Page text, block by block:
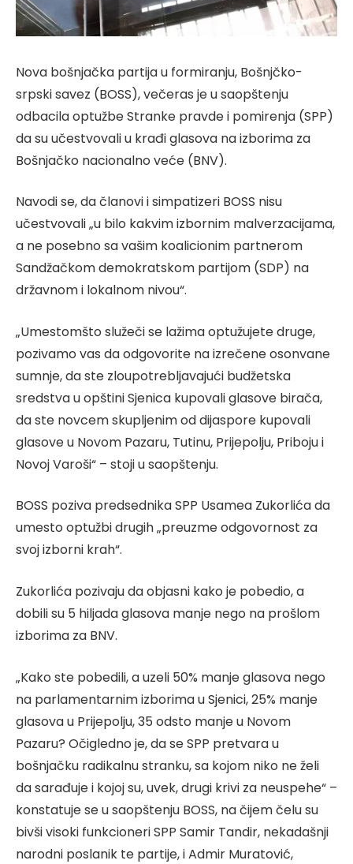
Nova bošnjačka partija u formiranju, Bošnjčko-
srpski savez (BOSS), večeras je u saopštenju
odbacila optužbe Stranke pravde i pomirenja (SPP)
da su učestvovali u krađi glasova na izborima za
Bošnjačko nacionalno veće (BNV).
Navodi se, da članovi i simpatizeri BOSS nisu
učestvovali „u bilo kakvim izbornim malverzacijama,
a ne posebno sa vašim koalicionim partnerom
Sandžačkom demokratskom partijom (SDP) na
državnom i lokalnom nivou“.
„Umestomšto služeči se lažima optužujete druge,
pozivamo vas da odgovorite na izrečene osonvane
sumnje, da ste zloupotrebljavajući budžetska
sredstva u opštini Sjenica kupovali glasove birača,
da ste novcem skupljenim od dijaspore kupovali
glasove u Novom Pazaru, Tutinu, Prijepolju, Priboju i
Novoj Varoši“ – stoji u saopštenju.
BOSS poziva predsednika SPP Usamea Zukorlića da
umesto optužbi drugih „preuzme odgovornost za
svoj izborni krah“.
Zukorlića pozivaju da objasni kako je pobedio, a
dobili su 5 hiljada glasova manje nego na prošlom
izborima za BNV.
„Kako ste pobedili, a uzeli 50% manje glasova nego
na parlamentarnim izborima u Sjenici, 25% manje
glasova u Prijepolju, 35 odsto manje u Novom
Pazaru? Očigledno je, da se SPP pretvara u
bošnjačku radikalnu stranku, sa kojom niko ne želi
da sarađuje i kojoj su, uvek, drugi krivi za neuspehe“ –
konstatuje se u saopštenju BOSS, na čijem čelu su
bivši visoki funkcioneri SPP Samir Tandir, nekadašnji
narodni poslanik te partije, i Admir Muratović,